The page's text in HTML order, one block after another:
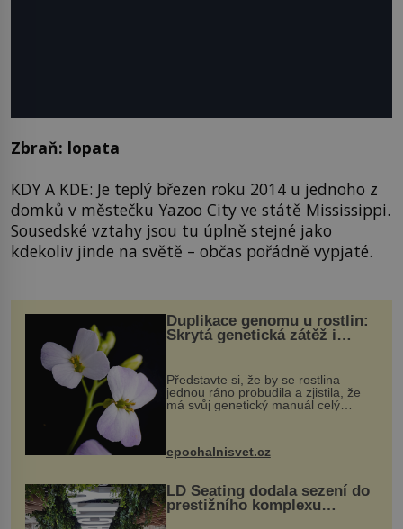
Zbraň: lopata
KDY A KDE: Je teplý březen roku 2014 u jednoho z
domků v městečku Yazoo City ve státě Mississippi.
Sousedské vztahy jsou tu úplně stejné jako
kdekoliv jinde na světě – občas pořádně vypjaté.
Duplikace genomu u rostlin:
Skrytá genetická zátěž i
Představte si, že by se rostlina
jednou ráno probudila a zjistila, že
má svůj genetický manuál celý
vstupenka...
epochalnisvet.cz
LD Seating dodala sezení do
prestižního komplexu
MediaCityUK v Salfordu